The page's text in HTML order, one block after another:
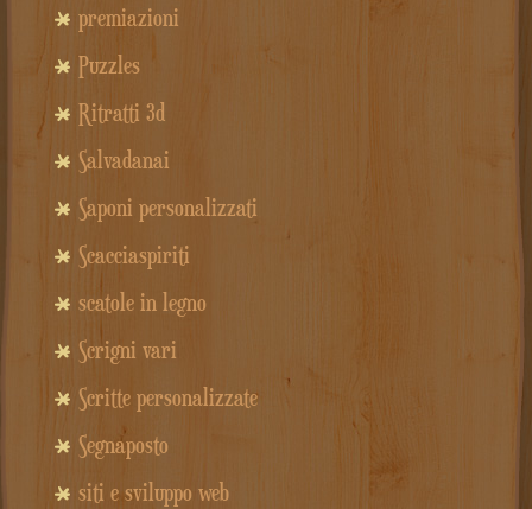
premiazioni
Puzzles
Ritratti 3d
Salvadanai
Saponi personalizzati
Scacciaspiriti
scatole in legno
Scrigni vari
Scritte personalizzate
Segnaposto
siti e sviluppo web